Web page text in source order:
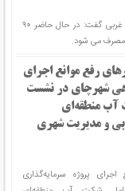
مدیرعامل شرکت آب منطقه ای آذربایجان غربی گفت: در حال حاضر ۹۰
مصرف می شود.
رفع موانع اجرای
شهرچای در نشست
منطقه‌ای
و مدیریت شهری
پروژه سرمایه‌گذاری